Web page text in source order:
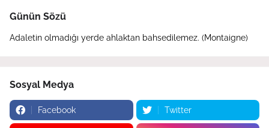
Günün Sözü
Adaletin olmadığı yerde ahlaktan bahsedilemez. (Montaigne)
Sosyal Medya
Facebook Twitter